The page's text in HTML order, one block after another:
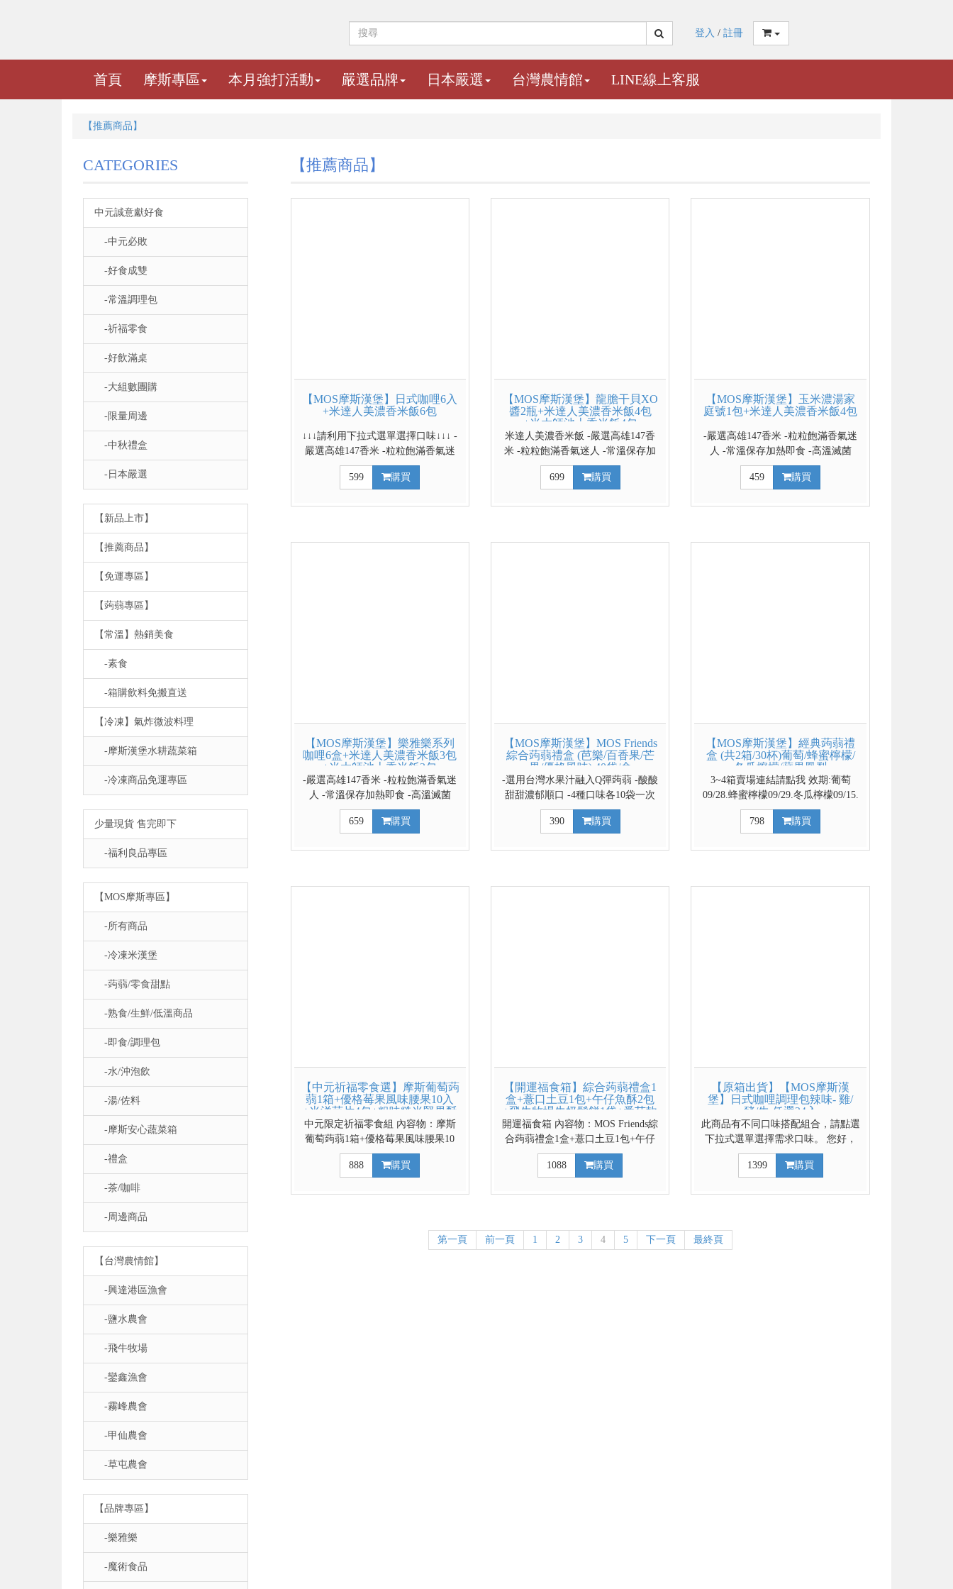
登入 / 註冊
首頁 摩斯專區 本月強打活動 嚴選品牌 日本嚴選 台灣農情館 LINE線上客服
【推薦商品】
CATEGORIES
中元誠意獻好食
-中元必敗
-好食成雙
-常溫調理包
-祈福零食
-好飲滿桌
-大組數團購
-限量周邊
-中秋禮盒
-日本嚴選
【新品上市】
【推薦商品】
【免運專區】
【蒟蒻專區】
【常溫】熱銷美食
-素食
-箱購飲料免搬直送
【冷凍】氣炸微波料理
-摩斯漢堡水耕蔬菜箱
-冷凍商品免運專區
少量現貨 售完即下
-福利良品專區
【MOS摩斯專區】
-所有商品
-冷凍米漢堡
-蒟蒻/零食甜點
-熟食/生鮮/低溫商品
-即食/調理包
-水/沖泡飲
-湯/佐料
-摩斯安心蔬菜箱
-禮盒
-茶/咖啡
-周邊商品
【台灣農情館】
-興達港區漁會
-鹽水農會
-飛牛牧場
-鑾鑫漁會
-霧峰農會
-甲仙農會
-草屯農會
【品牌專區】
-樂雅樂
-魔術食品
【推薦商品】
【MOS摩斯漢堡】日式咖哩6入
+米達人美濃香米飯6包
↓↓↓請利用下拉式選單選擇口味↓↓↓ -
嚴選高雄147香米 -粒粒飽滿香氣迷
人 -常溫保存加熱即食 -高溫滅菌
100%無添加防腐劑
599 購買
【MOS摩斯漢堡】龍膽干貝XO
醬2瓶+米達人美濃香米飯4包
+米大師池上香米飯4包
米達人美濃香米飯 -嚴選高雄147香
米 -粒粒飽滿香氣迷人 -常溫保存加
熱即食 -高溫滅菌100%無添加防腐劑
米大師池上香米飯 -選用得獎池上一
699 購買
【MOS摩斯漢堡】玉米濃湯家
庭號1包+米達人美濃香米飯4包
-嚴選高雄147香米 -粒粒飽滿香氣迷
人 -常溫保存加熱即食 -高溫滅菌
100%無添加防腐劑
459
購買
【MOS摩斯漢堡】樂雅樂系列
咖哩6盒+米達人美濃香米飯3包
+米大師池上香米飯3包
-嚴選高雄147香米 -粒粒飽滿香氣迷
人 -常溫保存加熱即食 -高溫滅菌
100%無添加防腐劑
659
購買
【MOS摩斯漢堡】MOS Friends
綜合蒟蒻禮盒 (芭樂/百香果/芒
果/優格風味) 40袋/盒
-選用台灣水果汁融入Q彈蒟蒻 -酸酸
甜甜濃郁順口 -4種口味各10袋一次
享受 -獨立包裝隨身攜帶好方便 2盒
優惠只要$719 ↓↓↓請利用下拉式選單
390 購買
【MOS摩斯漢堡】經典蒟蒻禮
盒 (共2箱/30杯)葡萄/蜂蜜檸檬/
冬瓜檸檬/蘋果鳳梨
3~4箱賣場連結請點我 效期:葡萄
09/28.蜂蜜檸檬09/29.冬瓜檸檬09/15.
蘋果鳳梨09/24 官方網路商城 部分優
惠與門市不同步，請依賣場實際公告
798 購買
【中元祈福零食選】摩斯葡萄蒟
蒻1箱+優格莓果風味腰果10入
+米洋芋片4包+粗味糙米堅果酥
1包
中元限定祈福零食組 內容物：摩斯
葡萄蒟蒻1箱+優格莓果風味腰果10
入+米洋芋片4包(2種口味各2)+粗味
糙米堅果酥1包
888 購買
【開運福食箱】綜合蒟蒻禮盒1
盒+薏口土豆1包+午仔魚酥2包
+飛牛牧場牛奶鬆餅1袋+番茄軟
Q糖3包+玄米煎茶10包
開運福食箱 內容物：MOS Friends綜
合蒟蒻禮盒1盒+薏口土豆1包+午仔
魚酥2包(原味辣味各1包)+飛牛牧場
牛奶鬆餅1包+番茄軟Q糖3包+玄米煎
1088 購買
【原箱出貨】【MOS摩斯漢
堡】日式咖哩調理包辣味- 雞/
豬/牛 任選24入
此商品有不同口味搭配組合，請點選
下拉式選單選擇需求口味。 您好，
目前辣味雞肉已停產缺貨，可以用下
拉選項選擇其他口味下單 加入台灣
1399 購買
第一頁 前一頁 1 2 3 4 5 下一頁 最終頁